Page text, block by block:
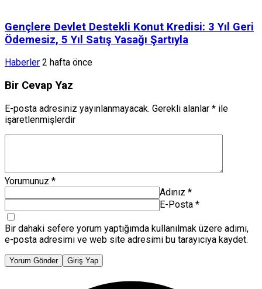
Gençlere Devlet Destekli Konut Kredisi: 3 Yıl Geri
Ödemesiz, 5 Yıl Satış Yasağı Şartıyla
Haberler 2 hafta önce
Bir Cevap Yaz
E-posta adresiniz yayınlanmayacak. Gerekli alanlar * ile
işaretlenmişlerdir
Yorumunuz *
Adınız *
E-Posta *
Bir dahaki sefere yorum yaptığımda kullanılmak üzere adımı,
e-posta adresimi ve web site adresimi bu tarayıcıya kaydet.
Yorum Gönder Giriş Yap